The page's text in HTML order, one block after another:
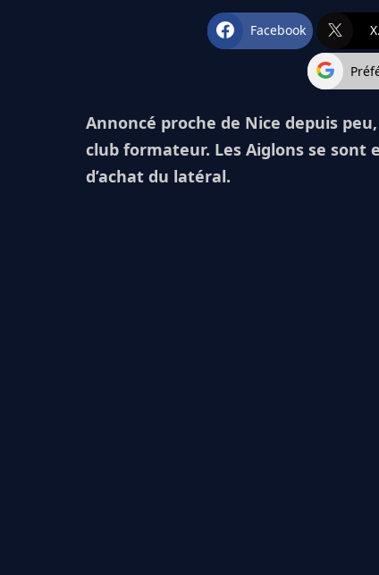
Facebook
Annoncé proche de Nice depuis
club formateur. Les Aiglons se sont
d’achat du latéral.